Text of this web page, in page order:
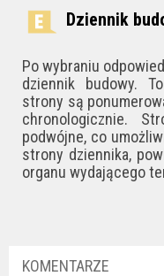
Dziennik
Po wybraniu
dziennik budowy.
strony są
chronologicznie.
podwójne, co
strony dziennika,
organu wydającego
KOMENTARZE